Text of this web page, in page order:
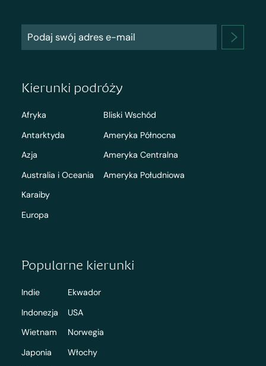
Kierunki podróży
Afryka
Antarktyda
Azja
Australia i Oceania
Karaiby
Europa
Bliski Wschód
Ameryka Północna
Ameryka Centralna
Ameryka Południowa
Popularne kierunki
Indie
Indonezja
Wietnam
Japonia
Ekwador
USA
Norwegia
Włochy